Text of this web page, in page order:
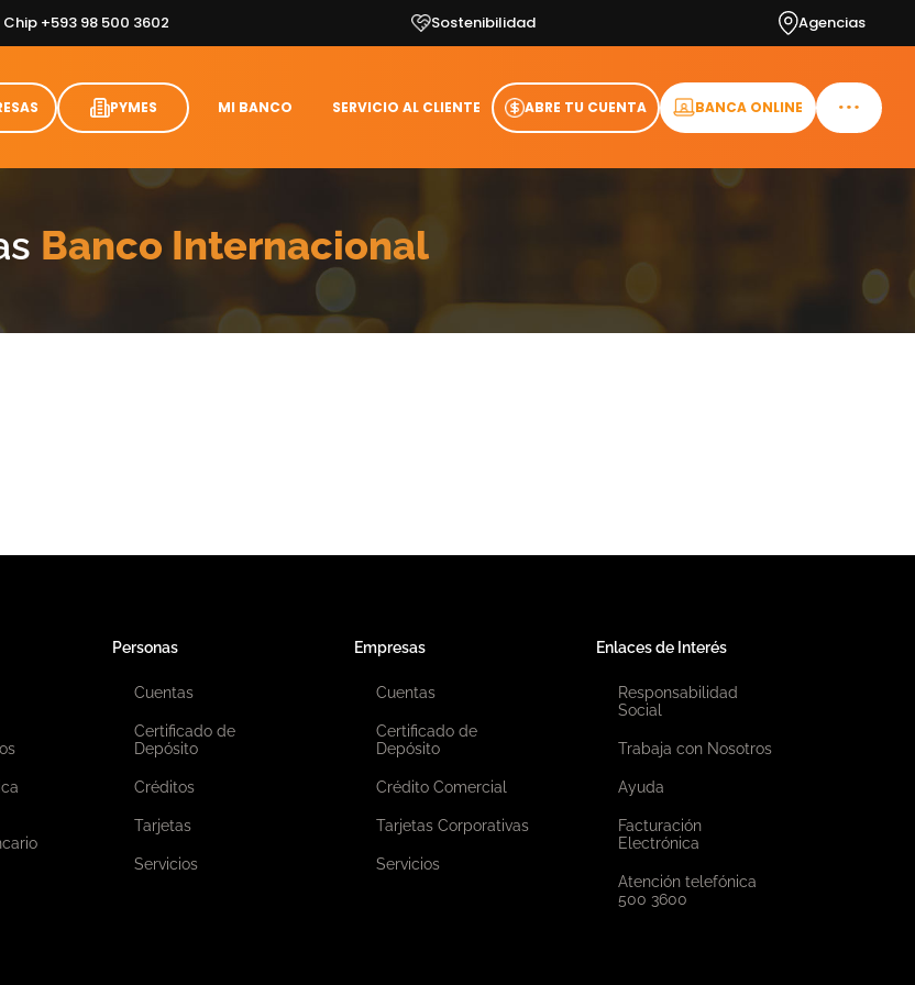
+593 98 500 3602 Sostenibilidad Agencias
PYMES MI BANCO SERVICIO AL CLIENTE ABRE TU CUENTA BANCA ONLINE
Banco Internacional
Personas
Cuentas
Certificado de
Depósito
Créditos
Tarjetas
Servicios
Empresas
Cuentas
Certificado de
Depósito
Crédito Comercial
Tarjetas Corporativas
Servicios
Enlaces de Interés
Responsabilidad
Social
Trabaja con Nosotros
Ayuda
Facturación
Electrónica
Atención telefónica
500 3600